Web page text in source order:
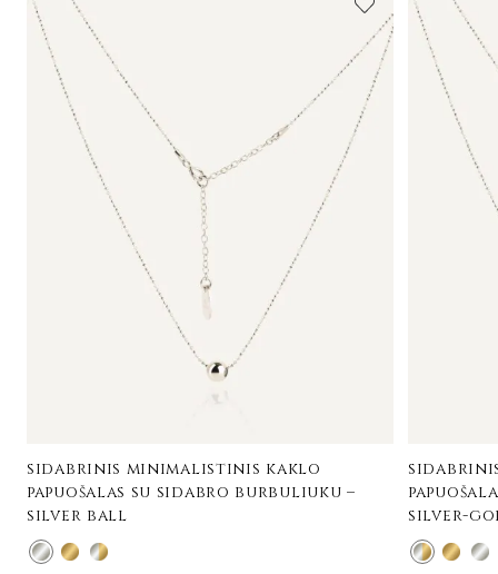
sidabrinis minimalistinis kaklo
papuošalas su sidabro burbuliuku –
silver ball
silver-